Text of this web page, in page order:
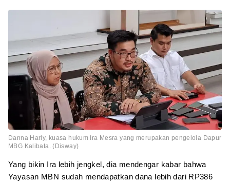
Danna Harly, kuasa hukum Ira Mesra yang merupakan pengelola Dapur
MBG Kalibata. (Disway)
Yang bikin Ira lebih jengkel, dia mendengar kabar bahwa
Yayasan MBN sudah mendapatkan dana lebih dari RP386